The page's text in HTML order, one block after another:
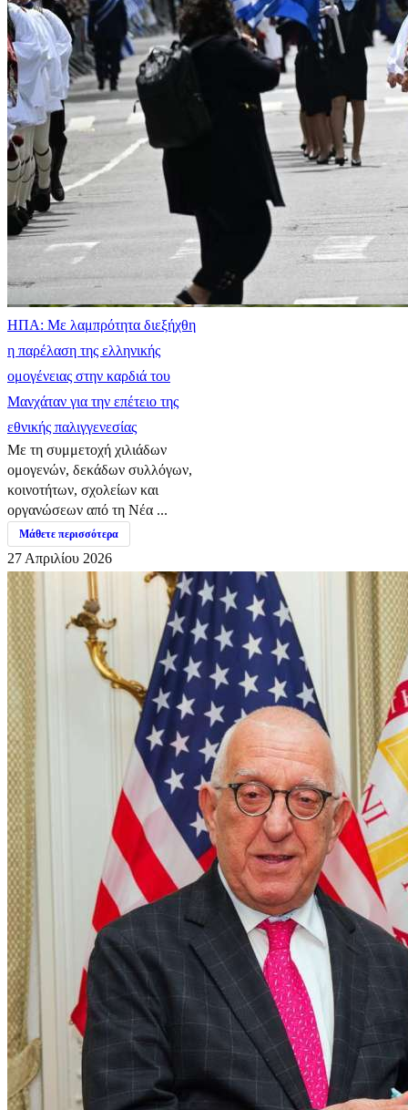
ΗΠΑ: Με λαμπρότητα διεξήχθη
η παρέλαση της ελληνικής
ομογένειας στην καρδιά του
Μανχάταν για την επέτειο της
εθνικής παλιγγενεσίας
Με τη συμμετοχή χιλιάδων
ομογενών, δεκάδων συλλόγων,
κοινοτήτων, σχολείων και
οργανώσεων από τη Νέα ...
Μάθετε περισσότερα
27 Απριλίου 2026